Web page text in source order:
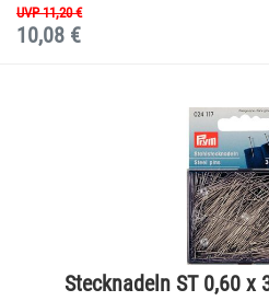
UVP 11,20 €
10,08 €
Stecknadeln ST 0,60